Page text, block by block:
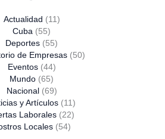
Actualidad (11)
Cuba (55)
Deportes (55)
de Empresas(50)
Eventos(44)
Mundo (65)
Nacional (69)
y Artículos (11)
Laborales (22)
Locales (54)